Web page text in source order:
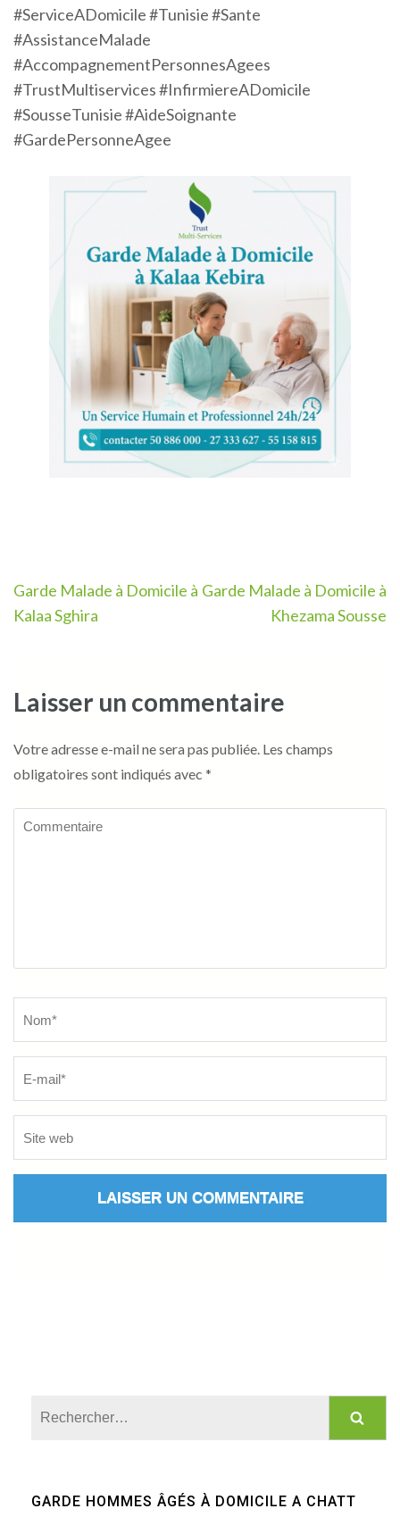
#ServiceADomicile #Tunisie #Sante
#AssistanceMalade
#AccompagnementPersonnesAgees
#TrustMultiservices #InfirmiereADomicile
#SousseTunisie #AideSoignante
#GardePersonneAgee
Navigation
de
Garde Malade à Domicile à
Kalaa Sghira
Garde Malade à Domicile à
Khezama Sousse
Laisser un commentaire
Votre adresse e-mail ne sera pas publiée. Les champs
obligatoires sont indiqués avec *
Commentaire
GARDE HOMMES ÂGÉS À DOMICILE A CHATT